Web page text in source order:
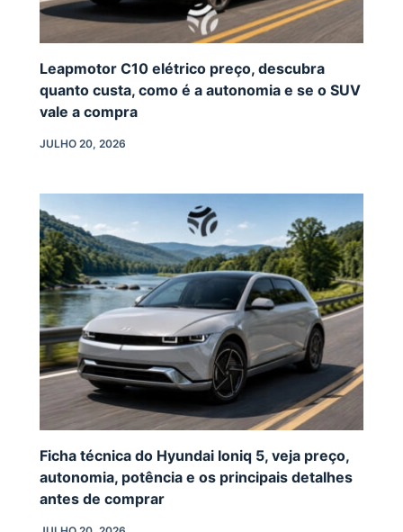
Leapmotor C10 elétrico preço, descubra
quanto custa, como é a autonomia e se o SUV
vale a compra
JULHO 20, 2026
Ficha técnica do Hyundai Ioniq 5, veja preço,
autonomia, potência e os principais detalhes
antes de comprar